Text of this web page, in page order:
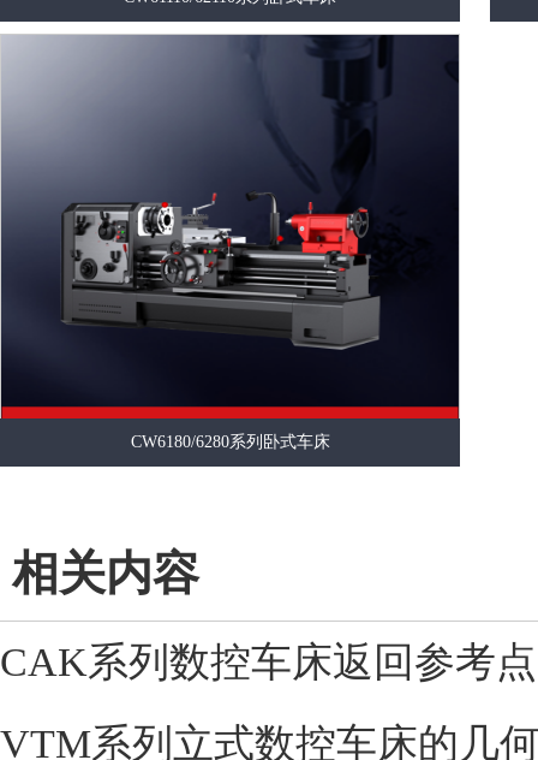
CW6180/6280系列卧式车床
相关内容
CAK系列数控车床返回参考
VTM系列立式数控车床的几